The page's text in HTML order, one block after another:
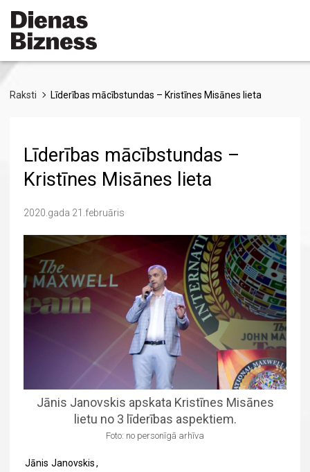
Pārlekt
uz
galveno
saturu
Raksti Līderības mācībstundas – Kristīnes Misānes lieta
Līderības mācībstundas –
Kristīnes Misānes lieta
2020.gada 21.februāris
Jānis Janovskis apskata Kristīnes Misānes
lietu no 3 līderības aspektiem.
Foto: no personīgā arhīva
Jānis Janovskis,